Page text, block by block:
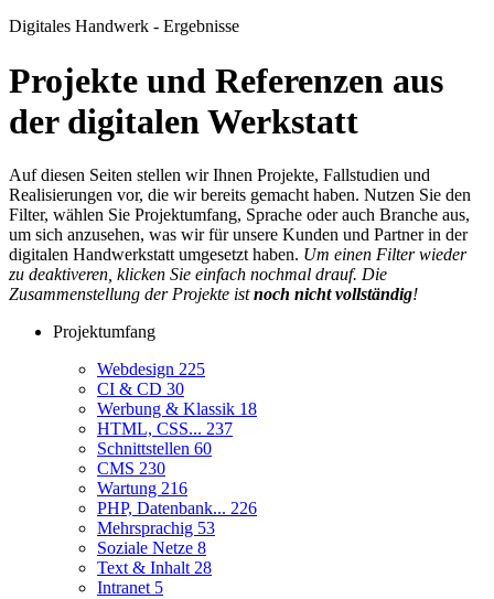
Digitales Handwerk - Ergebnisse
Projekte und Referenzen aus
der digitalen Werkstatt
Auf diesen Seiten stellen wir Ihnen Projekte, Fallstudien und
Realisierungen vor, die wir bereits gemacht haben. Nutzen Sie den
Filter, wählen Sie Projektumfang, Sprache oder auch Branche aus,
um sich anzusehen, was wir für unsere Kunden und Partner in der
digitalen Handwerkstatt umgesetzt haben. Um einen Filter wieder
zu deaktiveren, klicken Sie einfach nochmal drauf. Die
Zusammenstellung der Projekte istnoch nicht vollständig!
Projektumfang
Webdesign 225
CI & CD 30
Werbung & Klassik 18
HTML, CSS... 237
Schnittstellen 60
CMS 230
Wartung 216
PHP, Datenbank... 226
Mehrsprachig 53
Soziale Netze 8
Text & Inhalt 28
Intranet 5